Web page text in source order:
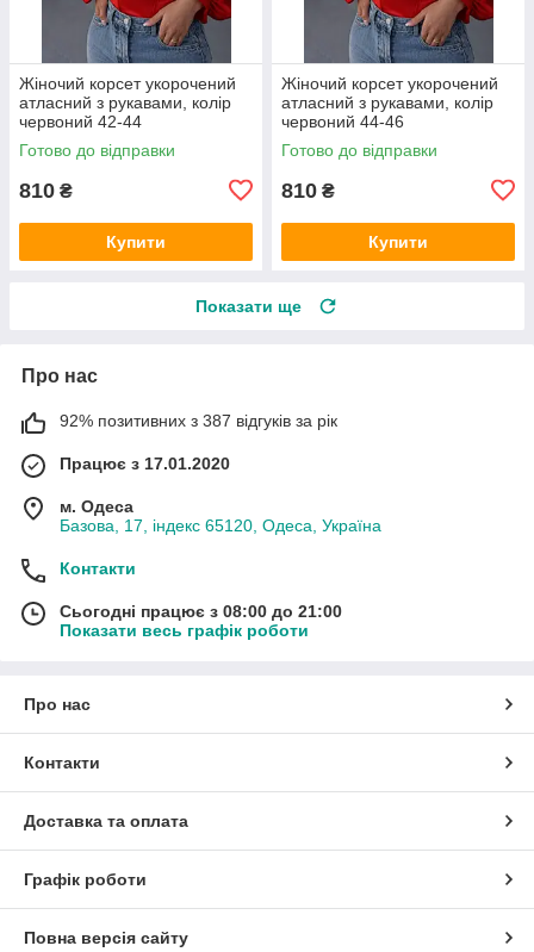
Жіночий корсет укорочений
атласний з рукавами, колір
червоний 42-44
Готово до відправки
810 ₴
Купити
Жіночий корсет укорочений
атласний з рукавами, колір
червоний 44-46
Готово до відправки
810 ₴
Купити
Показати ще
Про нас
92% позитивних з 387 відгуків за рік
Працює з 17.01.2020
м. Одеса
Базова, 17, індекс 65120, Одеса, Україна
Контакти
Сьогодні працює з 08:00 до 21:00
Показати весь графік роботи
Про нас
Контакти
Доставка та оплата
Графік роботи
Повна версія сайту